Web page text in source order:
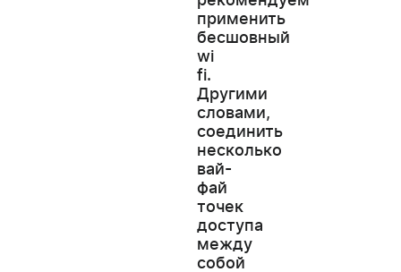
применить
бесшовный
wi
fi.
Другими
словами,
соединить
несколько
вай-
фай
точек
доступа
между
собой